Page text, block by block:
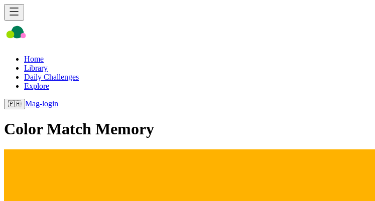
Home
Library
Daily Challenges
Explore
🇵🇭 Mag-login
Color Match Memory